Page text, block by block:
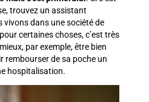
trouvez un assistant
dans une société de
certaines choses, c’est très
par exemple, être bien
rembourser de sa poche un
hospitalisation.